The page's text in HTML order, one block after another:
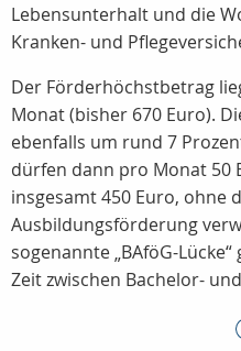
Lebensunterhalt und die
Kranken- und
Der Förderhöchstbetrag
Monat (bisher 670 Euro).
ebenfalls um rund 7
dürfen dann pro Monat 50
insgesamt 450 Euro, ohne
Ausbildungsförderung
sogenannte „BAföG-
Zeit zwischen Bachelor-